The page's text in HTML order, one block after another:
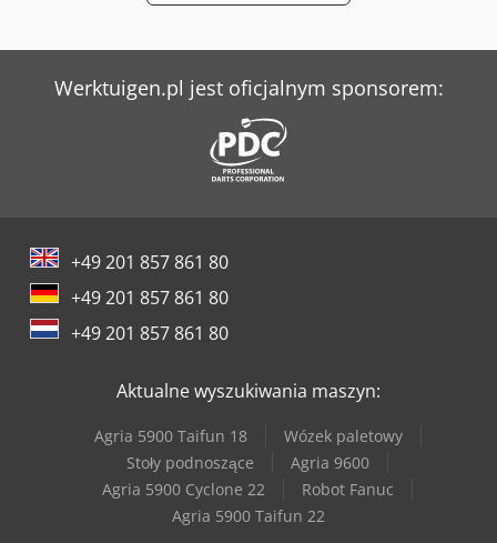
Schanbacher S-3-50
Werner & Pfleiderer Kontenery
Werktuigen.pl jest oficjalnym sponsorem:
+49 201 857 861 80
+49 201 857 861 80
+49 201 857 861 80
Aktualne wyszukiwania maszyn:
Agria 5900 Taifun 18
Wózek paletowy
Stoły podnoszące
Agria 9600
Agria 5900 Cyclone 22
Robot Fanuc
Agria 5900 Taifun 22